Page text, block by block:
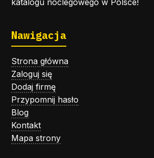
Nawigacja
Strona główna
Zaloguj się
Dodaj firmę
Przypomnij hasło
Blog
Kontakt
Mapa strony